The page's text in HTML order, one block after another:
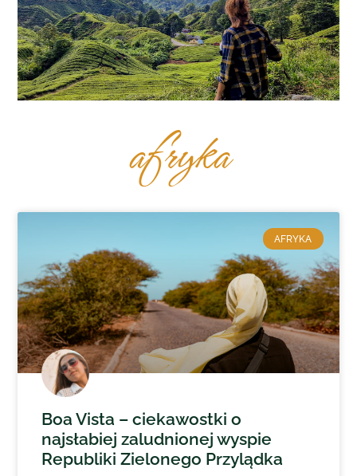
afryka
AFRYKA
Boa Vista – ciekawostki o
najsłabiej zaludnionej wyspie
Republiki Zielonego Przylądka